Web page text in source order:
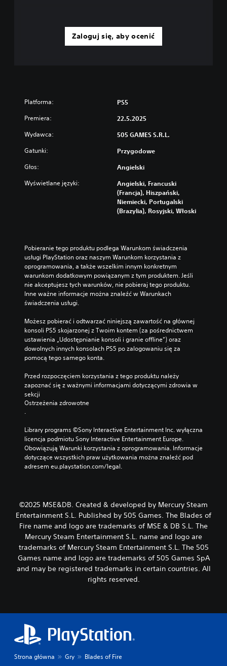
Zaloguj się, aby ocenić
Platforma: PS5
Premiera: 22.5.2025
Wydawca: 505 GAMES S.R.L.
Gatunki: Przygodowe
Głos: Angielski
Wyświetlane języki:
Angielski, Francuski
(Francja), Hiszpański,
Niemiecki, Portugalski
(Brazylia), Rosyjski, Włoski
Pobieranie tego produktu podlega Warunkom świadczenia
usługi PlayStation oraz naszym Warunkom korzystania z
oprogramowania, a także wszelkim innym konkretnym
warunkom dodatkowym powiązanym z tym produktem. Jeśli
nie akceptujesz tych warunków, nie pobieraj tego produktu.
Inne ważne informacje można znaleźć w Warunkach
świadczenia usługi.
Możesz pobierać i odtwarzać niniejszą zawartość na głównej
konsoli PS5 skojarzonej z Twoim kontem (za pośrednictwem
ustawienia „Udostępnianie konsoli i granie offline”) oraz
dowolnych innych konsolach PS5 po zalogowaniu się za
pomocą tego samego konta.
Przed rozpoczęciem korzystania z tego produktu należy
zapoznać się z ważnymi informacjami dotyczącymi zdrowia w
sekcji
Ostrzeżenia zdrowotne
.
Library programs ©Sony Interactive Entertainment Inc. wyłączna
licencja podmiotu Sony Interactive Entertainment Europe.
Obowiązują Warunki korzystania z oprogramowania. Informacje
dotyczące wszystkich praw użytkowania można znaleźć pod
adresem eu.playstation.com/legal.
©2025 MSE&DB. Created & developed by Mercury Steam
Entertainment S.L. Published by 505 Games. The Blades of
Fire name and logo are trademarks of MSE & DB S.L. The
Mercury Steam Entertainment S.L. name and logo are
trademarks of Mercury Steam Entertainment S.L. The 505
Games name and logo are trademarks of 505 Games SpA
and may be registered trademarks in certain countries. All
rights reserved.
Strona główna Gry Blades of Fire